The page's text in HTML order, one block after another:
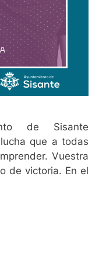
de Sisante
que a todas
Vuestra
de victoria. En el